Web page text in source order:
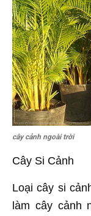
cây cảnh ngoài trời
Cây Si Cảnh
Loại cây si
làm cây cảnh